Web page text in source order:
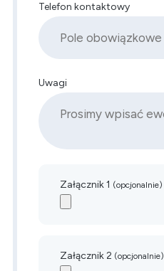
Telefon kontaktowy
Uwagi
Załącznik 1 (opcjonalnie)
Załącznik 2 (opcjonalnie)